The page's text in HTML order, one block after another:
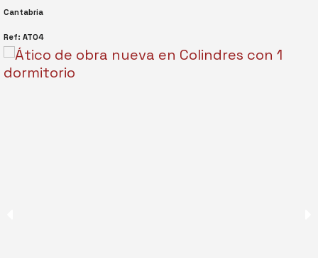
Cantabria
Ref: AT04